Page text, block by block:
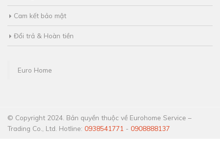
Cam kết bảo mật
Đổi trả & Hoàn tiền
Euro Home
© Copyright 2024. Bản quyền thuộc về Eurohome Service –
Trading Co., Ltd. Hotline: 0938541771 - 0908888137